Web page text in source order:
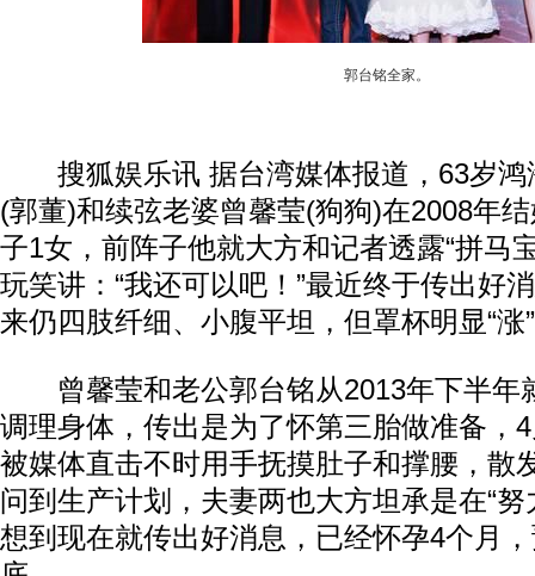
郭台铭全家。
搜狐娱乐讯 据台湾媒体报道，63岁鸿
(郭董)和续弦老婆曾馨莹(狗狗)在2008年
子1女，前阵子他就大方和记者透露“拼马
玩笑讲：“我还可以吧！”最近终于传出好
来仍四肢纤细、小腹平坦，但罩杯明显“涨
曾馨莹和老公郭台铭从2013年下半年
调理身体，传出是为了怀第三胎做准备，
被媒体直击不时用手抚摸肚子和撑腰，散
问到生产计划，夫妻两也大方坦承是在“努
想到现在就传出好消息，已经怀孕4个月